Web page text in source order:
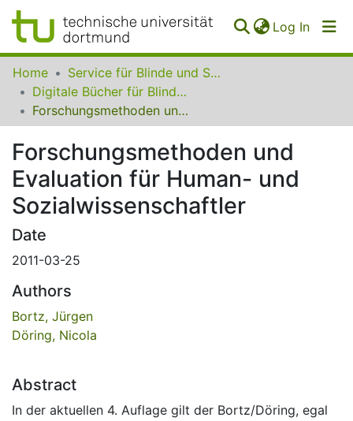
Log In
Communities
Collections
FAQ
Home
Service für Blinde und Sehbehinderte der UB Dortmund
Digitale Bücher für Blinde und Sehbehinderte
Forschungsmethoden und Evaluation für Human- und Sozialwissenschaftler
Forschungsmethoden und
Evaluation für Human- und
Sozialwissenschaftler
Date
2011-03-25
Authors
Bortz, Jürgen
Döring, Nicola
Abstract
In der aktuellen 4. Auflage gilt der Bortz/Döring, egal